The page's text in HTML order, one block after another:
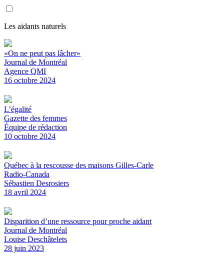
Les aidants naturels
«On ne peut pas lâcher»
Journal de Montréal
Agence QMI
16 octobre 2024
L’égalité
Gazette des femmes
Équipe de rédaction
10 octobre 2024
Québec à la rescousse des maisons Gilles-Carle
Radio-Canada
Sébastien Desrosiers
18 avril 2024
Disparition d’une ressource pour proche aidant
Journal de Montréal
Louise Deschâtelets
28 juin 2023